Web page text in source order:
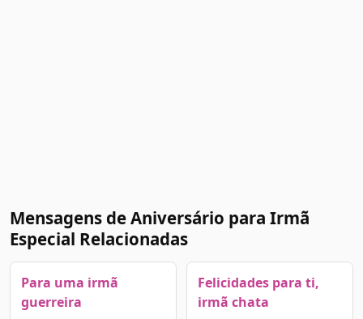
Mensagens de Aniversário para Irmã
Especial Relacionadas
Para uma irmã
guerreira
Felicidades para ti,
irmã chata